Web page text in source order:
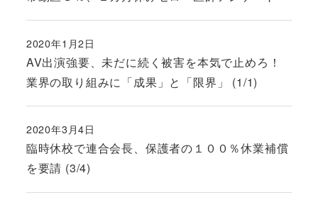
AV出演強要、未だに続く被害を本気で止めろ！
業界の取り組みに「成果」と「限界」 (1/1)
投稿日
2020年1月2日
臨時休校で連合会長、保護者の１００％休業補償
を要請 (3/4)
投稿日
2020年3月4日